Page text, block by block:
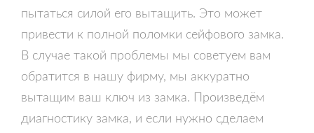
пытаться силой его вытащить. Это может
привести к полной поломки сейфового замка.
В случае такой проблемы мы советуем вам
обратится в нашу фирму, мы аккуратно
вытащим ваш ключ из замка. Произведём
диагностику замка, и если нужно сделаем